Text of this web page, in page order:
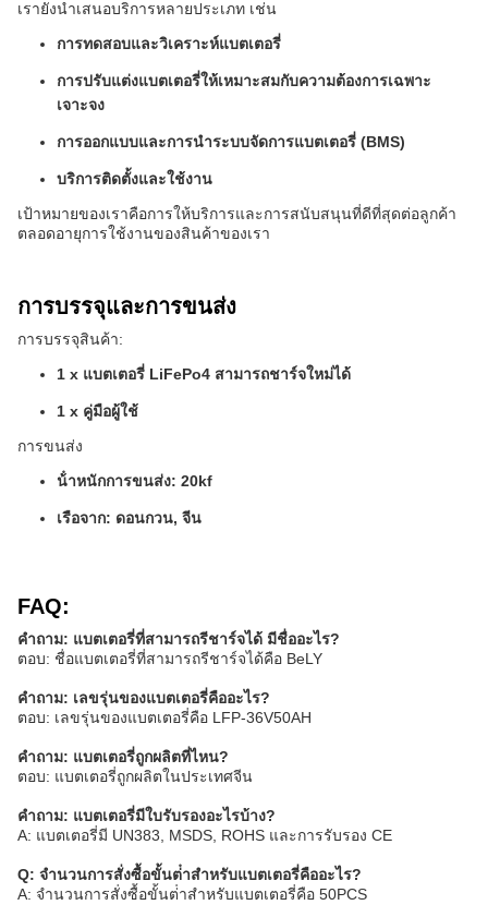
เรายังนําเสนอบริการหลายประเภท เช่น
การทดสอบและวิเคราะห์แบตเตอรี่
การปรับแต่งแบตเตอรี่ให้เหมาะสมกับความต้องการเฉพาะ
เจาะจง
การออกแบบและการนําระบบจัดการแบตเตอรี่ (BMS)
บริการติดตั้งและใช้งาน
เป้าหมายของเราคือการให้บริการและการสนับสนุนที่ดีที่สุดต่อลูกค้า
ตลอดอายุการใช้งานของสินค้าของเรา
การบรรจุและการขนส่ง
การบรรจุสินค้า:
1 x แบตเตอรี่ LiFePo4 สามารถชาร์จใหม่ได้
1 x คู่มือผู้ใช้
การขนส่ง
น้ําหนักการขนส่ง: 20kf
เรือจาก: ดอนกวน, จีน
FAQ:
คําถาม: แบตเตอรี่ที่สามารถรีชาร์จได้ มีชื่ออะไร?
ตอบ: ชื่อแบตเตอรี่ที่สามารถรีชาร์จได้คือ BeLY
คําถาม: เลขรุ่นของแบตเตอรี่คืออะไร?
ตอบ: เลขรุ่นของแบตเตอรี่คือ LFP-36V50AH
คําถาม: แบตเตอรี่ถูกผลิตที่ไหน?
ตอบ: แบตเตอรี่ถูกผลิตในประเทศจีน
คําถาม: แบตเตอรี่มีใบรับรองอะไรบ้าง?
A: แบตเตอรี่มี UN383, MSDS, ROHS และการรับรอง CE
Q: จํานวนการสั่งซื้อขั้นต่ําสําหรับแบตเตอรี่คืออะไร?
A: จํานวนการสั่งซื้อขั้นต่ําสําหรับแบตเตอรี่คือ 50PCS